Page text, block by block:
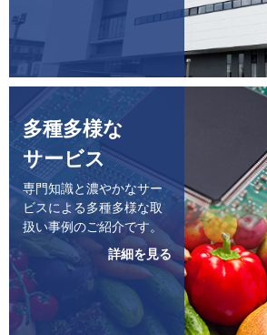
多種多様な
サービス
専門知識と濃やかなサー
ビスによる多種多様な取
扱い事例のご紹介です。
詳細を見る